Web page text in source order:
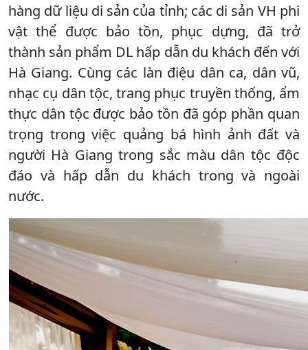
hàng dữ liệu di sản của tỉnh; các di sản VH phi
vật thể được bảo tồn, phục dựng, đã trở
thành sản phẩm DL hấp dẫn du khách đến với
Hà Giang. Cùng các làn điệu dân ca, dân vũ,
nhạc cụ dân tộc, trang phục truyền thống, ẩm
thực dân tộc được bảo tồn đã góp phần quan
trọng trong việc quảng bá hình ảnh đất và
người Hà Giang trong sắc màu dân tộc độc
đáo và hấp dẫn du khách trong và ngoài
nước.